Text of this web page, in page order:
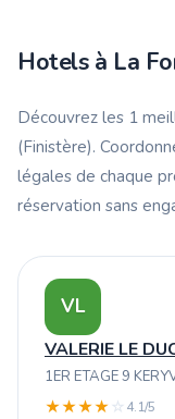
Hotels à La
Découvrez les 1
(Finistère).
légales de chaque
réservation sans
VL
VALERIE LE
1ER ETAGE 9
★★★★ ☆ 4.1/5